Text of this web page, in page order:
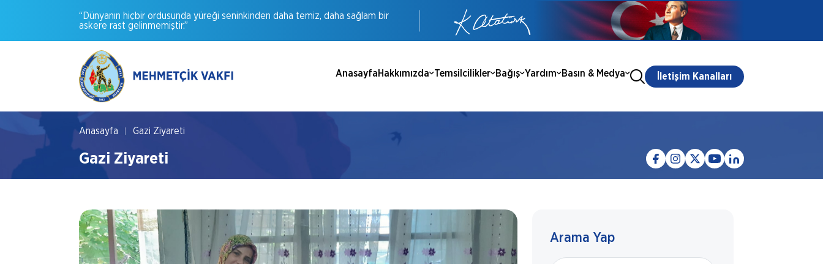
“Dünyanın hiçbir ordusunda yüreği seninkinden daha temiz, daha sağlam bir
askere rast gelinmemiştir.”
AnasayfaHakkımızda Temsilcilikler Bağış Yardım Basın & Medya İletişim Kanalları
Anasayfa Gazi Ziyareti
Gazi Ziyareti
Arama Yap